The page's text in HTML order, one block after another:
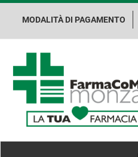
Passa
principale
MODALITÀ DI PAGAMENTO
Farma.Co.M.
Spa